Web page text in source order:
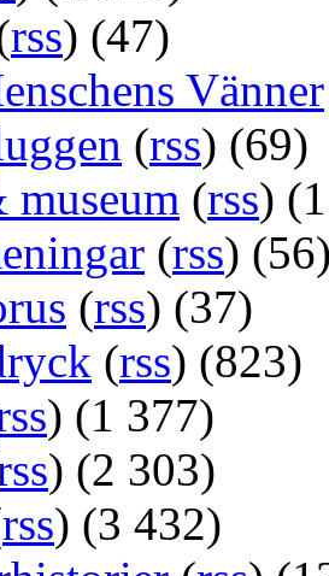
rss) (47)
Vänner
(rss) (69)
(rss)
(rss)
(rss) (37)
(rss) (823)
) (1 377)
) (2 303)
rss) (3 432)